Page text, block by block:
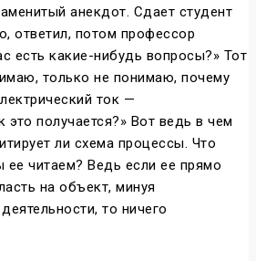
анекдот. Сдает студент
ответил, потом профессор
есть какие-нибудь вопросы?» Тот
только не понимаю, почему
ток —
получается?» Вот ведь в чем
ли схема процессы. Что
ее читаем? Ведь если ее прямо
на объект, минуя
то ничего